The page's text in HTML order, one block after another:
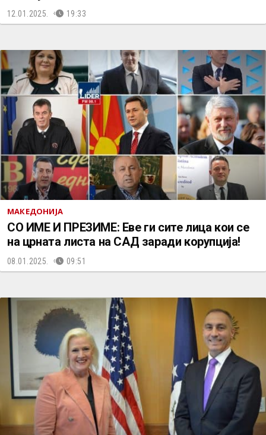
12.01.2025. 19:33
МАКЕДОНИЈА
СО ИМЕ И ПРЕЗИМЕ: Еве ги сите лица кои се
на црната листа на САД заради корупција!
08.01.2025. 09:51